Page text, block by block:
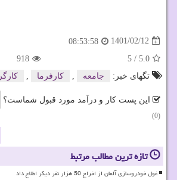
1401/02/12
08:53:58
5.0
/
5
918
تگهای خبر:
جامعه , كارفرما , كارگر
این پست کار و درآمد مورد قبول شماست؟
(0)
تازه ترین مطالب مرتبط
غول خودروسازی آلمان از اخراج 50 هزار نفر دیگر اطلاع داد